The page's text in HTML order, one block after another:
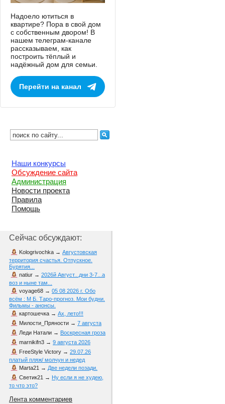
Надоело ютиться в
квартире? Пора в свой дом
с собственным двором! В
нашем телеграм-канале
рассказываем, как
построить тёплый и
надёжный дом для семьи.
Перейти на канал
Наши конкурсы
Обсуждение сайта
Администрация
Новости проекта
Правила
Помощь
Сейчас обсуждают:
Kologrivochka → Августовская
территория счастья. Отпускное.
Бурятия...
natiur → 2026й Август...дни 3-7...а
воз и ныне там...
voyage68 → 05 08 2026 г. Обо
всём : М Б. Таро-прогноз. Мои будни.
Фильмы - анонсы.
картошечка → Ах, лето!!!
Милости_Пряности → 7 августа
Леди Натали → Воскресная гроза
marnikifn3 → 9 августа 2026
FreeStyle Victory → 29.07.26
платый пляж/ молчун и недед
Marta21 → Две недели позади.
Светик21 → Ну если я не худею,
то что это?
Лента комментариев